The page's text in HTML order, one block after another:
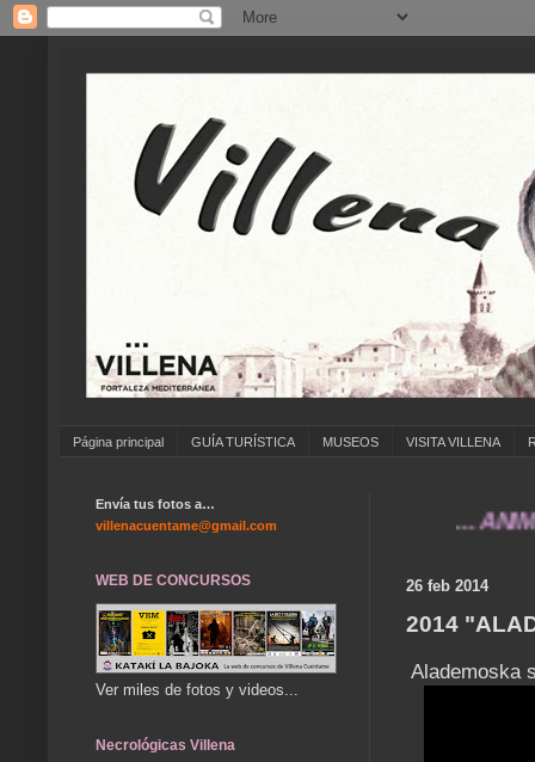
Página principal GUÍA TURÍSTICA MUSEOS VISITA VILLENA
... ANÍMATE
26 feb 2014
2014
Alademoska
Envía tus fotos a…
villenacuentame@gmail.com
WEB DE CONCURSOS
Ver miles de fotos y videos...
Necrológicas Villena